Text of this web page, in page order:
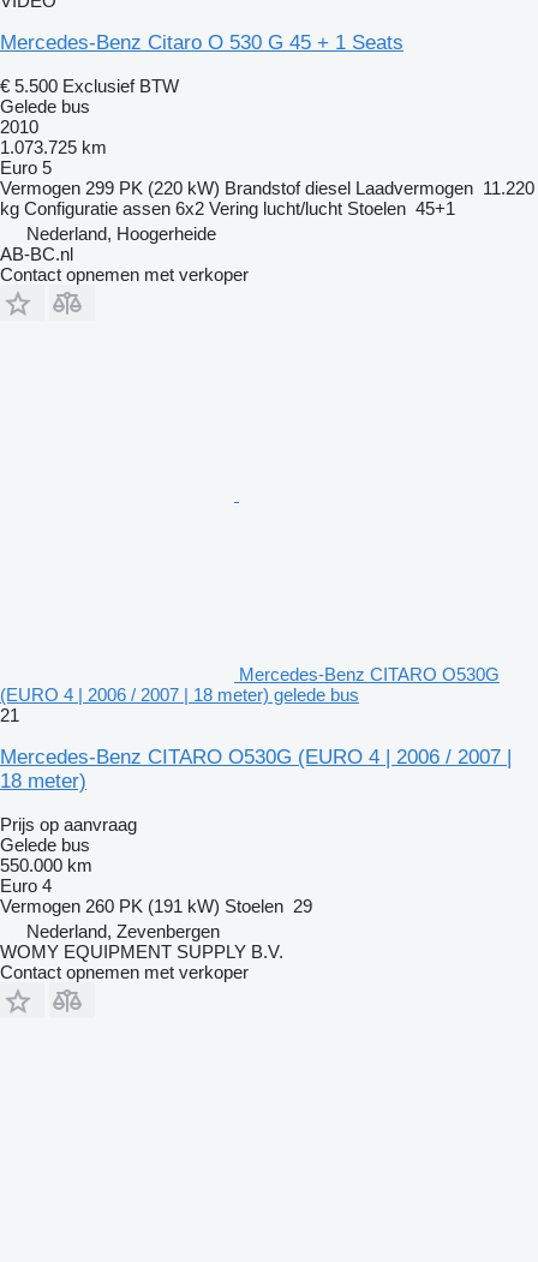
Mercedes-Benz Citaro O 530 G 45 + 1 Seats
€ 5.500 Exclusief BTW
Gelede bus
2010
1.073.725 km
Euro 5
Vermogen 299 PK (220 kW) Brandstof diesel Laadvermogen 11.220
kg Configuratie assen 6x2 Vering lucht/lucht Stoelen 45+1
Nederland, Hoogerheide
AB-BC.nl
Contact opnemen met verkoper
Mercedes-Benz CITARO O530G
(EURO 4 | 2006 / 2007 | 18 meter) gelede bus
21
Mercedes-Benz CITARO O530G (EURO 4 | 2006 / 2007 |
18 meter)
Prijs op aanvraag
Gelede bus
550.000 km
Euro 4
Vermogen 260 PK (191 kW) Stoelen 29
Nederland, Zevenbergen
WOMY EQUIPMENT SUPPLY B.V.
Contact opnemen met verkoper